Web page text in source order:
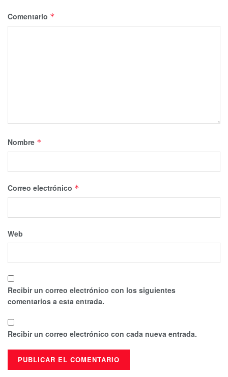
Comentario *
Nombre *
Correo electrónico *
Web
Recibir un correo electrónico con los siguientes
comentarios a esta entrada.
Recibir un correo electrónico con cada nueva entrada.